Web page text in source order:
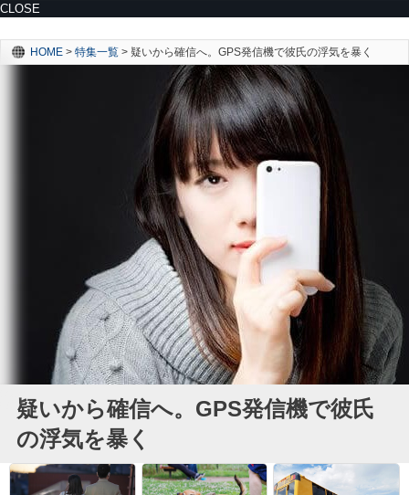
CLOSE
HOME > 特集一覧 > 疑いから確信へ。GPS発信機で彼氏の浮気を暴く
疑いから確信へ。GPS発信機で彼氏
の浮気を暴く